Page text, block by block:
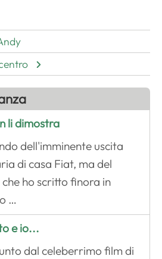
li dimostra
dell'imminente uscita
di casa Fiat, ma del
ho scritto finora in
…
e io...
dal celeberrimo film di